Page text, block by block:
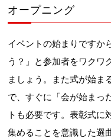
オープニング
イベントの始まりですか
う？」と参加者をワクワ
ましょう。また式が始ま
で、すぐに「会が始まっ
トも必要です。表彰式に
集めることを意識した選